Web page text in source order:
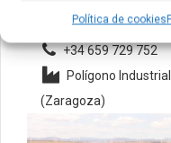
Política de cookies
+34 659 729 752
Polígono
(Zaragoza)